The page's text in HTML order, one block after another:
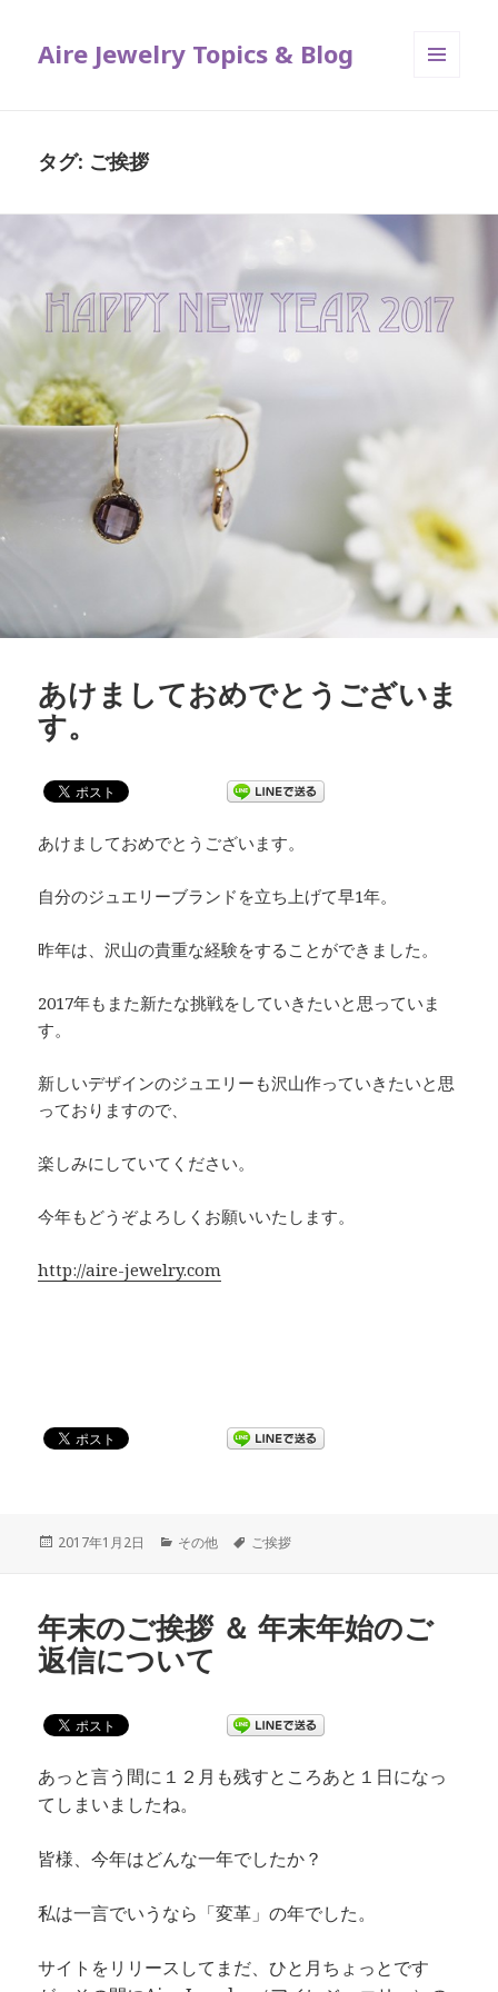
Aire Jewelry Topics & Blog
タグ: ご挨拶
あけましておめでとうございま
す。
あけましておめでとうございます。
自分のジュエリーブランドを立ち上げて早1年。
昨年は、沢山の貴重な経験をすることができました。
2017年もまた新たな挑戦をしていきたいと思っていま
す。
新しいデザインのジュエリーも沢山作っていきたいと思
っておりますので、
楽しみにしていてください。
今年もどうぞよろしくお願いいたします。
http://aire-jewelry.com
投
2017年1月2日
カ
ー
その他
タ
ご挨拶
年末のご挨拶 ＆ 年末年始のご
返信について
あっと言う間に１２月も残すところあと１日になっ
てしまいましたね。
皆様、今年はどんな一年でしたか？
私は一言でいうなら「変革」の年でした。
サイトをリリースしてまだ、ひと月ちょっとです